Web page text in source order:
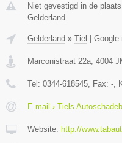
Niet gevestigd in de
Gelderland.
Gelderland » Tiel | Google
Marconistraat 22a 4004
Tel: 0344-618545 , Fax: - ,
E-mail › Tiels
Website: http://